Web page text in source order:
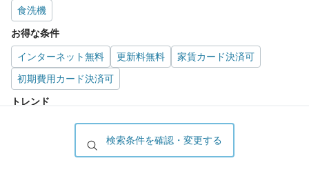
検索条件を確認・変更する
食洗機
お得な条件
インターネット無料 更新料無料
家賃カード決済可
初期費用カード決済可
トレンド
地震対策された建物
あなたにおすすめの物件